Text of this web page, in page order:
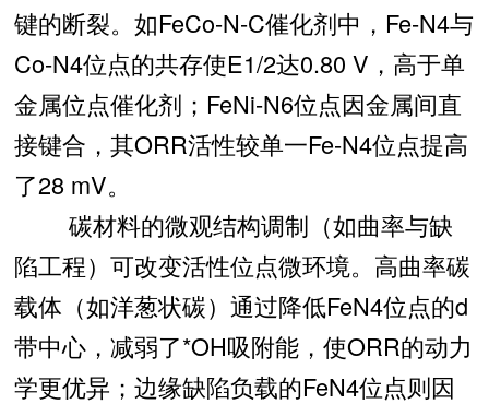
键的断裂。如FeCo-N-C催化剂中，Fe-N4与
Co-N4位点的共存使E1/2达0.80 V，高于单
金属位点催化剂；FeNi-N6位点因金属间直
接键合，其ORR活性较单一Fe-N4位点提高
了28 mV。
碳材料的微观结构调制（如曲率与缺
陷工程）可改变活性位点微环境。高曲率碳
载体（如洋葱状碳）通过降低FeN4位点的d
带中心，减弱了*OH吸附能，使ORR的动力
学更优异；边缘缺陷负载的FeN4位点则因